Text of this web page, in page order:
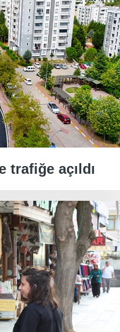
trafiğe açıldı